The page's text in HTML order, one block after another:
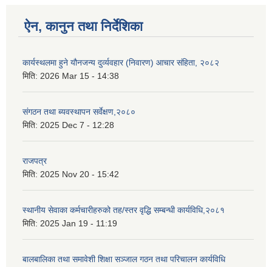
ऐन, कानुन तथा निर्देशिका
कार्यस्थलमा हुने यौनजन्य दुर्व्यवहार (निवारण) आचार संहिता, २०८२
मिति: 2026 Mar 15 - 14:38
संगठन तथा ब्यवस्थापन सर्वेक्षण,२०८०
मिति: 2025 Dec 7 - 12:28
राजपत्र
मिति: 2025 Nov 20 - 15:42
स्थानीय सेवाका कर्मचारीहरुको तह/स्तर वृद्धि सम्बन्धी कार्यविधि,२०८१
मिति: 2025 Jan 19 - 11:19
बालबालिका तथा समावेशी शिक्षा सञ्जाल गठन तथा परिचालन कार्यविधि